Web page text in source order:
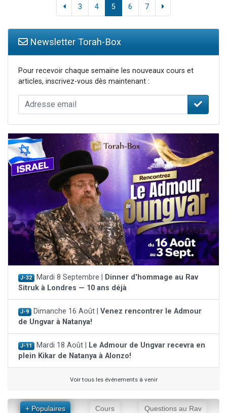
3 4 5 6 7
Newsletter Torah-Box
Pour recevoir chaque semaine les nouveaux cours et
articles, inscrivez-vous dès maintenant :
J-32 Mardi 8 Septembre |
Dinner d'hommage au Rav
Sitruk à Londres — 10 ans déjà
J-9 Dimanche 16 Août | Venez rencontrer le Admour
de Ungvar à Natanya!
J-11 Mardi 18 Août |
Le Admour de Ungvar recevra en
plein Kikar de Natanya à Alonzo!
Voir tous les événements à venir
+ Populaires Cours Questions au Rav